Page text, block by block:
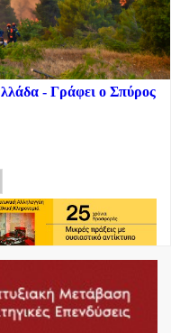
- Γράφει ο Σπύρος